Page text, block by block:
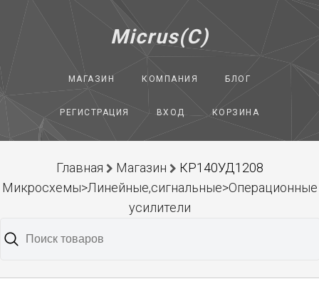
Micrus(C)
МАГАЗИН КОМПАНИЯ БЛОГ
РЕГИСТРАЦИЯ ВХОД КОРЗИНА
Главная Магазин
КР140УД1208
Микросхемы>Линейные,сигнальные>Операционные
усилители